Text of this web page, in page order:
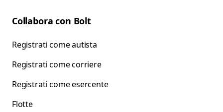
Collabora con Bolt
Registrati come autista
Registrati come corriere
Registrati come esercente
Flotte